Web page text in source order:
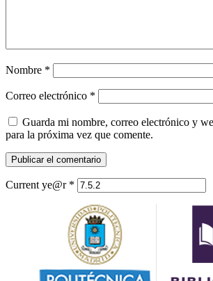
Nombre *
Correo electrónico *
Guarda mi nombre, correo electrónico y
para la próxima vez que comente.
Current ye@r *